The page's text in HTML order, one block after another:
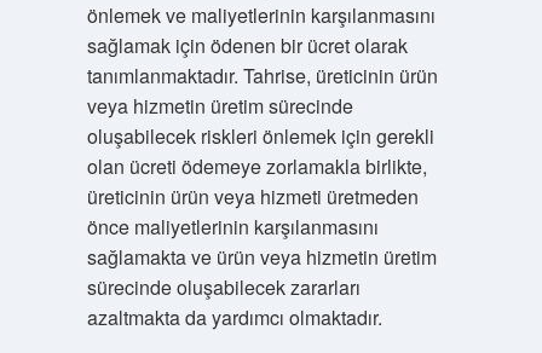
önlemek ve maliyetlerinin karşılanmasını
sağlamak için ödenen bir ücret olarak
tanımlanmaktadır. Tahrise, üreticinin ürün
veya hizmetin üretim sürecinde
oluşabilecek riskleri önlemek için gerekli
olan ücreti ödemeye zorlamakla birlikte,
üreticinin ürün veya hizmeti üretmeden
önce maliyetlerinin karşılanmasını
sağlamakta ve ürün veya hizmetin üretim
sürecinde oluşabilecek zararları
azaltmakta da yardımcı olmaktadır.